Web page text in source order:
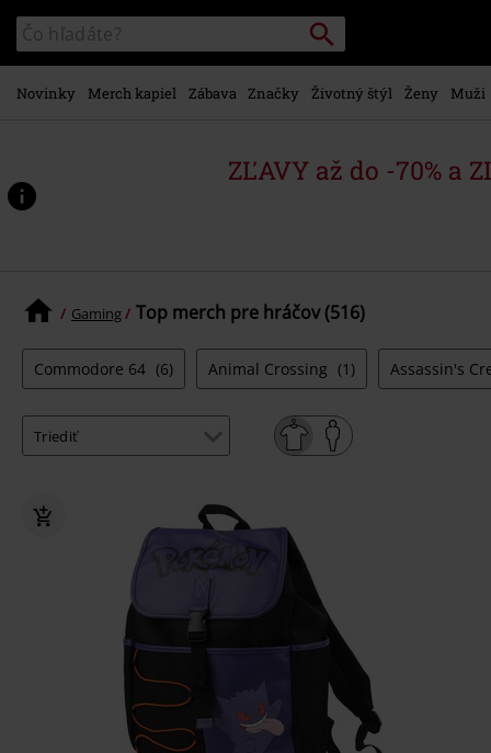
na
hlavný
obsah
Katalóg
vyhľadávania
Vyhľadávanie
Novinky Merch kapiel Zábava Značky Životný štýl Ženy Muži
ZĽAVY až do -70% a
Gaming Top merch pre hráčov (516)
Commodore 64 (6) Animal Crossing (1) Assassin's